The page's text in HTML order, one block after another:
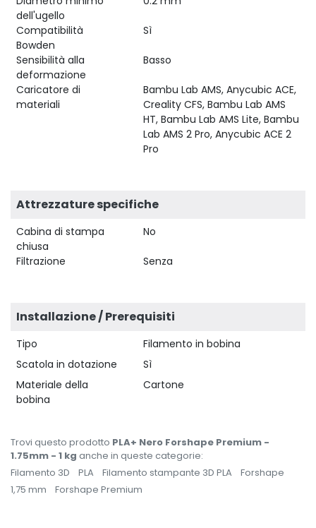
dell'ugello
Compatibilità
Bowden
Sì
Sensibilità alla
deformazione
Basso
Caricatore di
materiali
Bambu Lab AMS, Anycubic ACE,
Creality CFS, Bambu Lab AMS
HT, Bambu Lab AMS Lite, Bambu
Lab AMS 2 Pro, Anycubic ACE 2
Pro
Attrezzature specifiche
Cabina di stampa
chiusa
No
Filtrazione Senza
Installazione / Prerequisiti
Tipo
Filamento in bobina
Scatola in dotazione
Sì
Materiale della
bobina
Cartone
Trovi questo prodotto PLA+ Nero Forshape Premium -
1.75mm - 1 kg anche in queste categorie:
Filamento 3D
PLA Filamento stampante 3D PLA
Forshape
1,75 mm
Forshape Premium